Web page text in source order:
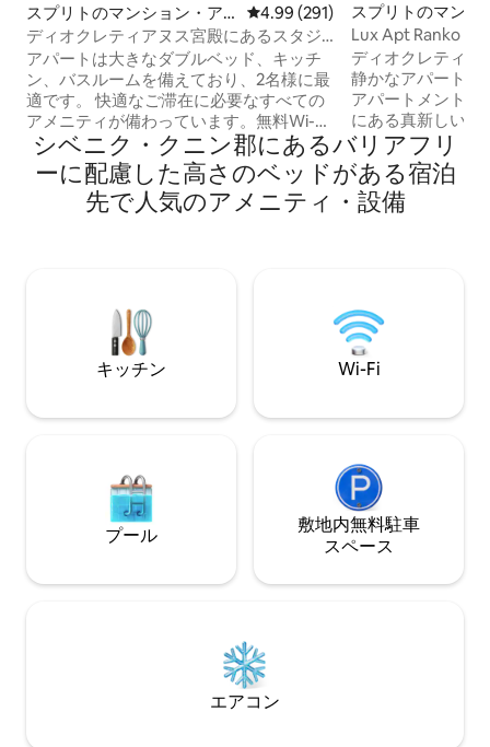
スプリトのマンション・ア
パート
レビュー291件、5つ星中4.99つ
4.99 (291)
ディオクレティアヌス宮殿にあるスタジ
オアモーレ
アパートは大きなダブルベッド、キッチ
ン、バスルームを備えており、2名様に最
適です。 快適なご滞在に必要なすべての
アメニティが備わっています。無料Wi-
Fi、テレビ、タオル、洗濯機、冷蔵庫、冷
凍庫、電子レンジ、ヘアドライヤー、ア
イロン... 魅力的なロケーションにあるた
め、この美しい街の歴史的な観光スポッ
私は24時間365日対応しております。 何
か必要な場合は、いつでもご連絡くださ
ーチ、市場、魚市場、ショッピング、レ
物はユネスコ世界遺産に指定されてお
わずか数分です。 アドバイスや必要なも
のがあれば、喜んでお手伝いします。 空
港からの送迎が必要な場合は、手配いた
スプリトのマンシ
パート
Lux Apt Ranko -
殿まで徒歩4分
ディオクレティア
静かなアパートメント。 ラグ
アパートメント「
にある真新しいア
のアパートはスプ
し、ディオクレテ
門から400メート
にあります。 街
濯機を備えたバス
備えた設備の整っ
ます。
シベニク・クニン郡にあるバリアフリ
ーに配慮した高さのベッドがある宿泊
先で人気のアメニティ・設備
キッチン Wi-Fi
プール
敷地内無料駐⁠車
ス⁠ペ⁠ー⁠ス
エアコン